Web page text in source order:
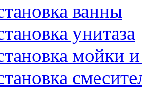
ванны
унитаза
мойки